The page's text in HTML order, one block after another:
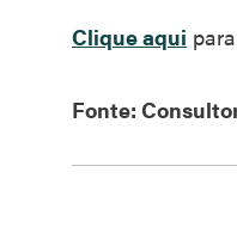
Clique aqui
Fonte: